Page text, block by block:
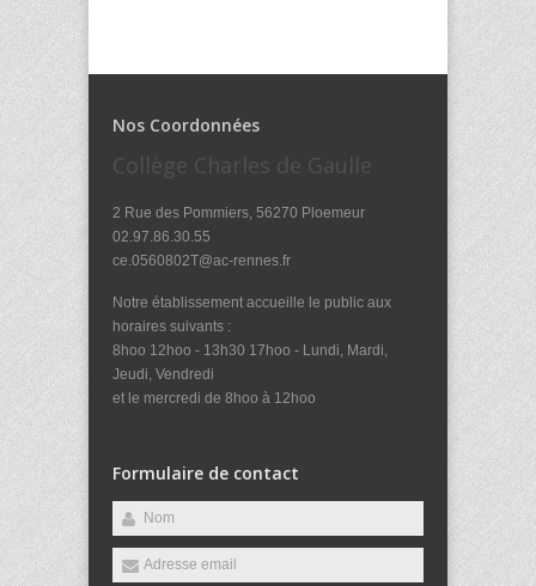
Nos Coordonnées
Collège Charles de Gaulle
2 Rue des Pommiers, 56270 Ploemeur
02.97.86.30.55
ce.0560802T@ac-rennes.fr
Notre établissement accueille le public aux
horaires suivants :
8hoo 12hoo - 13h30 17hoo - Lundi, Mardi,
Jeudi, Vendredi
et le mercredi de 8hoo à 12hoo
Formulaire de contact